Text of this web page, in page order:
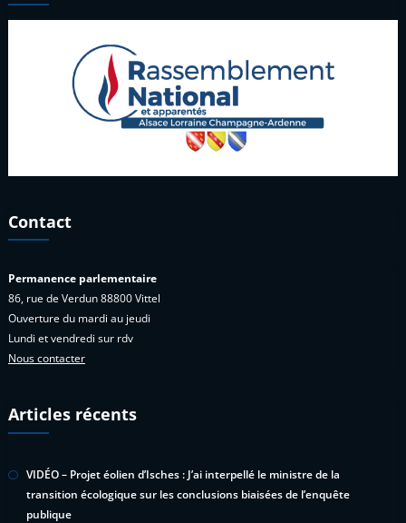
Contact
Permanence parlementaire
86, rue de Verdun 88800 Vittel
Ouverture du mardi au jeudi
Lundi et vendredi sur rdv
Nous contacter
Articles récents
VIDÉO – Projet éolien d’Isches : J’ai interpellé le ministre de la
transition écologique sur les conclusions biaisées de l’enquête
publique